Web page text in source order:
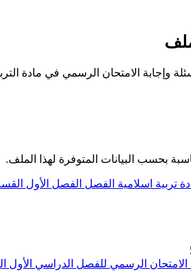
بحسب البيانات المتوفرة لهذا الملف.
تربية اسلامية الفصل الفصل الأول
الرسمي للفصل الدراسي الأول الدور الأول